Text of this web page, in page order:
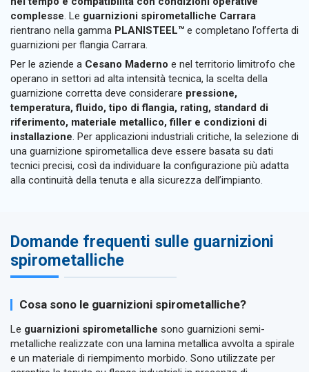
complesse . Le guarnizioni spirometalliche Carrara
rientrano nella gamma PLANISTEEL™ e completano l’offerta di
guarnizioni per flangia Carrara.
Per le aziende a Cesano Maderno e nel territorio limitrofo che
operano in settori ad alta intensità tecnica, la scelta della
guarnizione corretta deve considerare pressione,
temperatura, fluido, tipo di flangia, rating, standard di
riferimento, materiale metallico, filler e condizioni di
installazione. Per applicazioni industriali critiche, la selezione di
una guarnizione spirometallica deve essere basata su dati
tecnici precisi, così da individuare la configurazione più adatta
alla continuità della tenuta e alla sicurezza dell’impianto.
Domande frequenti sulle guarnizioni
spirometalliche
Cosa sono le guarnizioni spirometalliche?
Le guarnizioni spirometalliche sono guarnizioni semi-
metalliche realizzate con una lamina metallica avvolta a spirale
e un materiale di riempimento morbido. Sono utilizzate per